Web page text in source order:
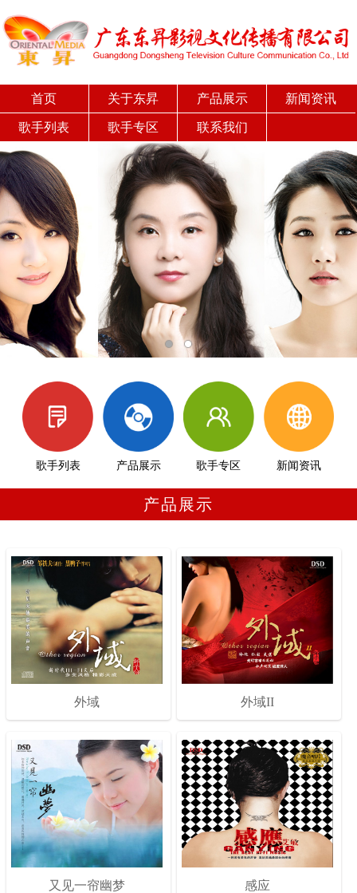
首页 关于东昇 产品展示 新闻资讯
歌手列表 歌手专区 联系我们
歌手列表 产品展示 歌手专区 新闻资讯
产品展示
外域 外域II
又见一帘幽梦 感应